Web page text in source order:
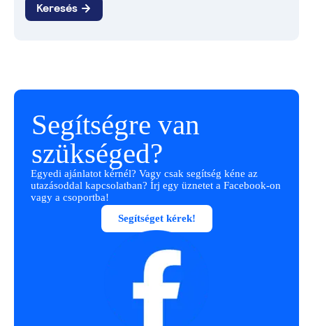
Segítségre van
szükséged?
Egyedi ajánlatot kérnél? Vagy csak segítség kéne az
utazásoddal kapcsolatban? Írj egy üznetet a Facebook-on
vagy a csoportba!
Segítséget kérek!